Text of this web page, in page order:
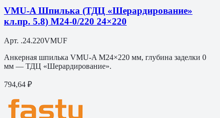
VMU-A Шпилька (ТДЦ «Шерардирование»
кл.пр. 5.8) M24-0/220 24×220
Арт. .24.220VMUF
Анкерная шпилька VMU-A M24×220 мм, глубина заделки 0
мм — ТДЦ «Шерардирование».
794,64 ₽